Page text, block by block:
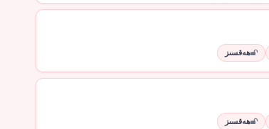
ھەقسىز
ھەقسىز